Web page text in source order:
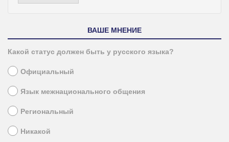
ВАШЕ МНЕНИЕ
Какой статус должен быть у русского языка?
Официальный
Язык межнационального общения
Региональный
Никакой